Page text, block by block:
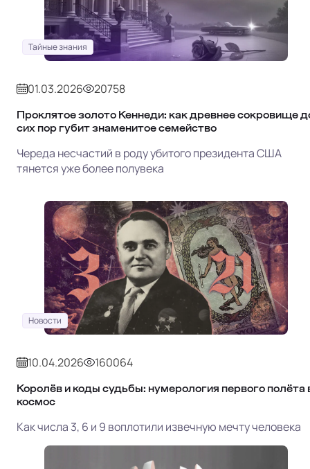
Тайные знания
01.03.2026 20758
Проклятое золото Кеннеди: как древнее сокровище
сих пор губит знаменитое семейство
Череда несчастий в роду убитого президента США
тянется уже более полувека
Новости
10.04.2026 160064
Королёв и коды судьбы: нумерология первого полёта
космос
Как числа 3, 6 и 9 воплотили извечную мечту человека